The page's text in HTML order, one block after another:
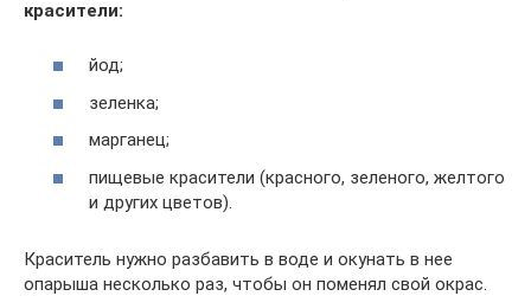
красители:
йод;
зеленка;
марганец;
пищевые красители (красного, зеленого, желтого
и других цветов).
Краситель нужно разбавить в воде и окунать в нее
опарыша несколько раз, чтобы он поменял свой окрас.